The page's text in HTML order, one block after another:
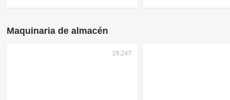
Maquinaria de almacén